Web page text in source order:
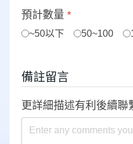
預計數量 *
~50以下 50~100
備註留言
更詳細描述有利後續聯